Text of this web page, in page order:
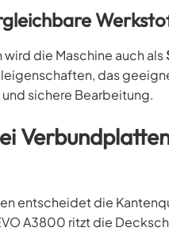
die Maschine auch als
das
sichere Bearbeitung.
entscheidet die
A3800 ritzt die